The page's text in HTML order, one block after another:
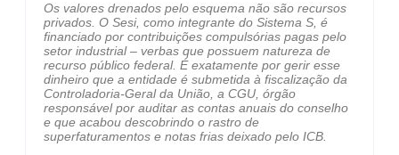
Os valores drenados pelo esquema não são recursos
privados. O Sesi, como integrante do Sistema S, é
financiado por contribuições compulsórias pagas pelo
setor industrial – verbas que possuem natureza de
recurso público federal. É exatamente por gerir esse
dinheiro que a entidade é submetida à fiscalização da
Controladoria-Geral da União, a CGU, órgão
responsável por auditar as contas anuais do conselho
e que acabou descobrindo o rastro de
superfaturamentos e notas frias deixado pelo ICB.